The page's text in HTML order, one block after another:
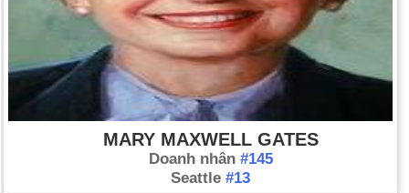
MARY MAXWELL GATES
Doanh nhân #145
Seattle #13